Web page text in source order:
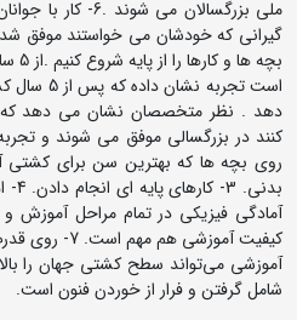
است
دهد . نظر متخصصان نشان می دهد که
شامل گرفتن و فرار از خوردن فنون است.